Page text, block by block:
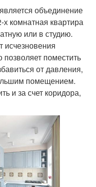
объединение
комнатная квартира
или в студию.
исчезновения
поместить
от давления,
помещением.
и за счет коридора,